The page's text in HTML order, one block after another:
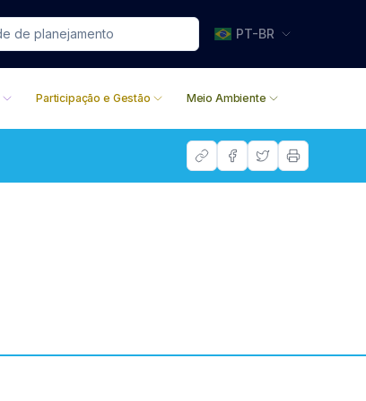
PT-BR
Participação e Gestão Meio Ambiente